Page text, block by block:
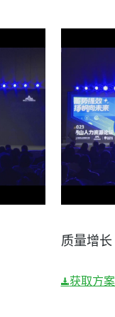
质量增
获取方